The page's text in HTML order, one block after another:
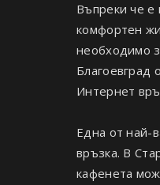
Въпреки че е
комфортен
необходимо
Благоевград
Интернет
Една от най-
връзка. В
кафенета